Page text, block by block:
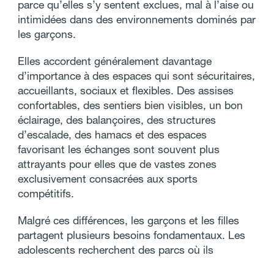
parce qu’elles s’y sentent exclues, mal à l’aise ou
intimidées dans des environnements dominés par
les garçons.
Elles accordent généralement davantage
d’importance à des espaces qui sont sécuritaires,
accueillants, sociaux et flexibles. Des assises
confortables, des sentiers bien visibles, un bon
éclairage, des balançoires, des structures
d’escalade, des hamacs et des espaces
favorisant les échanges sont souvent plus
attrayants pour elles que de vastes zones
exclusivement consacrées aux sports
compétitifs.
Malgré ces différences, les garçons et les filles
partagent plusieurs besoins fondamentaux. Les
adolescents recherchent des parcs où ils